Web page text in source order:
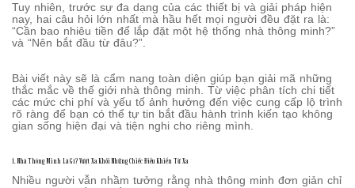
Tuy nhiên, trước sự đa dạng của các thiết bị và giải pháp hiện
nay, hai câu hỏi lớn nhất mà hầu hết mọi người đều đặt ra là:
“Cần bao nhiêu tiền để lắp đặt một hệ thống nhà thông minh?”
và “Nên bắt đầu từ đâu?”.
Bài viết này sẽ là cẩm nang toàn diện giúp bạn giải mã những
thắc mắc về thế giới nhà thông minh. Từ việc phân tích chi tiết
các mức chi phí và yếu tố ảnh hưởng đến việc cung cấp lộ trình
rõ ràng để bạn có thể tự tin bắt đầu hành trình kiến tạo không
gian sống hiện đại và tiện nghi cho riêng mình.
1. Nhà Thông Minh Là Gì? Vượt Xa Khỏi Những Chiếc Điều Khiển Từ Xa
Nhiều người vẫn nhầm tưởng rằng nhà thông minh đơn giản chỉ